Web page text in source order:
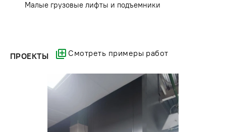
Малые грузовые лифты и подъемники
ПРОЕКТЫ Смотреть примеры работ